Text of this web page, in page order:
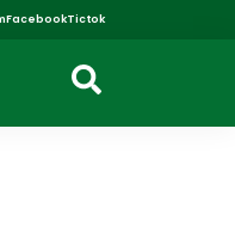
FacebookTictok